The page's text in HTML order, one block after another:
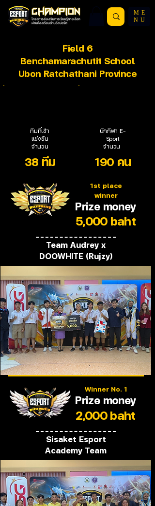
ME
NU
Field 6
Benchamarachutit School
Ubon Ratchathani Province
ทีมที่เข้า
แข่งขัน
จำนวน
38 ทีม
นักกีฬา E-
Sport
จำนวน
190 คน
1st place
winner
Prize money
5,000 baht
Team Audrey x
DOOWHITE (Rujzy)
Winner No. 1
Prize money
2,000 baht
Sisaket Esport
Academy Team